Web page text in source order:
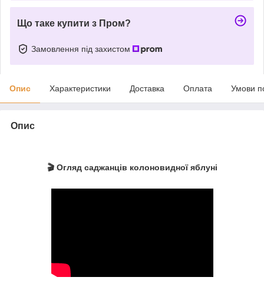
Що таке купити з Пром?
Замовлення під захистом
Опис Характеристики Доставка Оплата Умови
Опис
🎬 Огляд саджанців колоновидної яблуні